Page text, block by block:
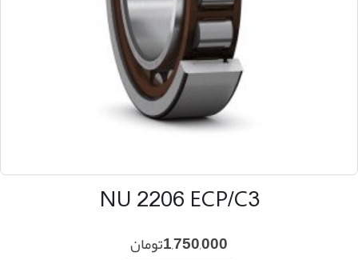
NU 2206 ECP/C3
1,750,000تومان